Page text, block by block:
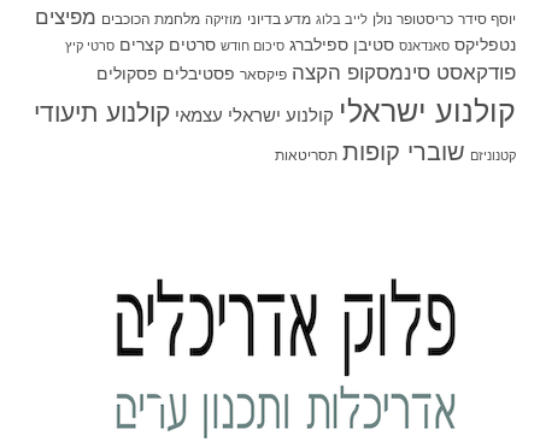
יוסף סידר כריסטופר נולן לייב בלוג מדע בדיוני מוזיקה מלחמת הכוכבים מפיצים
נטפליקס סאנדאנס סטיבן ספילברג סיכום חודש סרטים קצרים סרטי קיץ
פודקאסט סינמסקופ הקצה פיקסאר פסטיבלים פסקולים
קולנוע ישראלי קולנוע ישראלי עצמאי קולנוע תיעודי
קטנוניזם שוברי קופות תסריטאות